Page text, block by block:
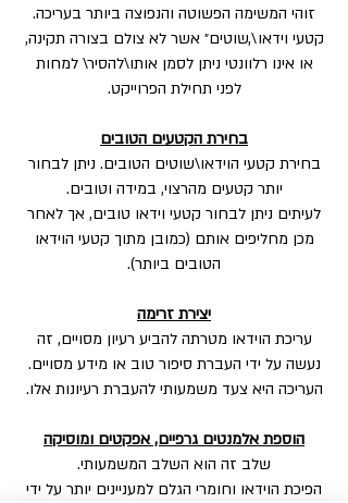
זוהי המשימה הפשוטה והנפוצה ביותר בעריכה.
קטעי וידאו\,שוטים״ אשר לא צולם בצורה תקינה,
או אינו רלוונטי ניתן לסמן אותו\להסיר\ למחות
לפני תחילת הפרוייקט.
בחירת הקטעים הטובים
בחירת קטעי הוידאו\שוטים הטובים. ניתן לבחור
יותר קטעים מהרצוי, במידה וטובים.
לעיתים ניתן לבחור קטעי וידאו טובים, אך לאחר
מכן מחליפים אותם (כמובן מתוך קטעי הוידאו
הטובים ביותר).
יצירת זרימה
עריכת הוידאו מטרתה להביע רעיון מסויים, זה
נעשה על ידי העברת סיפור טוב או מידע מסויים.
העריכה היא צעד משמעותי להעברת רעיונות אלו.
הוספת אלמנטים גרפיים, אפקטים ומוסיקה
שלב זה הוא השלב המשמעותי.
הפיכת הוידאו וחומרי הגלם למעניינים יותר על ידי